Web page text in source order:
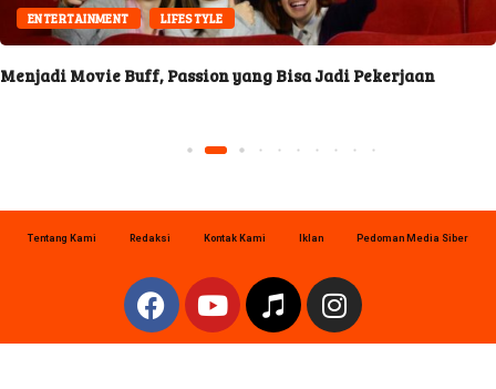
ENTERTAINMENT LIFESTYLE
Menjadi Movie Buff, Passion yang Bisa Jadi Pekerjaan
Tentang Kami Redaksi Kontak Kami Iklan Pedoman Media Siber